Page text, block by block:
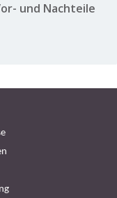
und Nachteile